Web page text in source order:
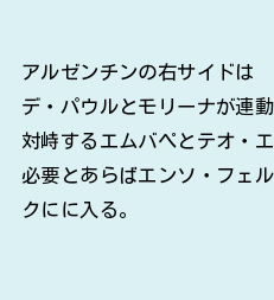
アルゼンチンの右サイドは
デ・パウルとモリーナが連
対峙するエムバペとテオ・
必要とあらばエンソ・フェ
クにに入る。